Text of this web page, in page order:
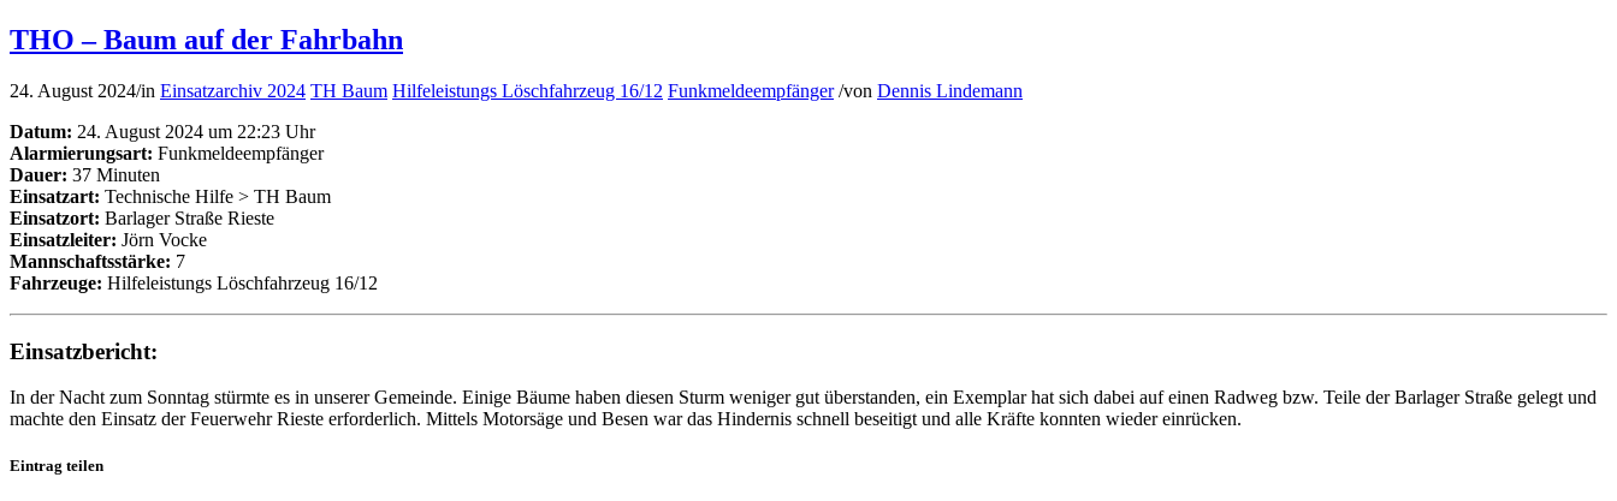
THO – Baum auf der Fahrbahn
24. August 2024/in Einsatzarchiv 2024 TH Baum Hilfeleistungs Löschfahrzeug 16/12 Funkmeldeempfänger /von Dennis Lindemann
Datum: 24. August 2024 um 22:23 Uhr
Alarmierungsart: Funkmeldeempfänger
Dauer: 37 Minuten
Einsatzart: Technische Hilfe > TH Baum
Einsatzort: Barlager Straße Rieste
Einsatzleiter: Jörn Vocke
Mannschaftsstärke: 7
Fahrzeuge: Hilfeleistungs Löschfahrzeug 16/12
Einsatzbericht:
In der Nacht zum Sonntag stürmte es in unserer Gemeinde. Einige Bäume haben diesen Sturm weniger gut überstanden, ein Exemplar hat sich dabei auf einen Radweg bzw. Teile der Barlager Straße gelegt und
machte den Einsatz der Feuerwehr Rieste erforderlich. Mittels Motorsäge und Besen war das Hindernis schnell beseitigt und alle Kräfte konnten wieder einrücken.
Eintrag teilen